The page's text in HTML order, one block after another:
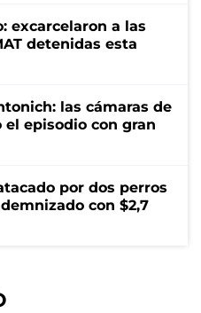
excarcelaron a las
detenidas esta
las cámaras de
episodio con gran
por dos perros
con $2,7